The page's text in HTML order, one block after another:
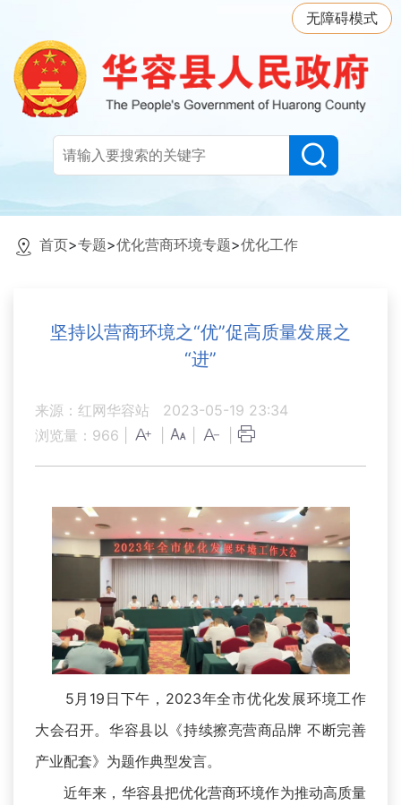
无障碍模式
首页>专题>优化营商环境专题>优化工作
坚持以营商环境之“优”促高质量发展之
“进”
来源：红网华容站
2023-05-19 23:34
浏览量： 966
5月19日下午，2023年全市优化发展环境工作
大会召开。华容县以《持续擦亮营商品牌 不断完善
产业配套》为题作典型发言。
近年来，华容县把优化营商环境作为推动高质量